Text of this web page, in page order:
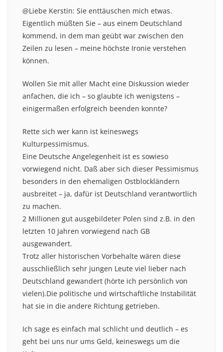
@Liebe Kerstin: Sie enttäuschen mich etwas.
Eigentlich müßten Sie – aus einem Deutschland
kommend, in dem man geübt war zwischen den
Zeilen zu lesen – meine höchste Ironie verstehen
können.
Wollen Sie mit aller Macht eine Diskussion wieder
anfachen, die ich – so glaubte ich wenigstens –
einigermaßen erfolgreich beenden konnte?
Rette sich wer kann ist keineswegs
Kulturpessimismus.
Eine Deutsche Angelegenheit ist es sowieso
vorwiegend nicht. Daß aber sich dieser Pessimismus
besonders in den ehemaligen Ostblockländern
ausbreitet – ja, dafür ist Deutschland verantwortlich
zu machen.
2 Millionen gut ausgebildeter Polen sind z.B. in den
letzten 10 Jahren vorwiegend nach GB
ausgewandert.
Trotz aller historischen Vorbehalte wären diese
ausschließlich sehr jungen Leute viel lieber nach
Deutschland gewandert (hörte ich persönlich von
vielen).Die politische und wirtschaftliche Instabilität
hat sie in die andere Richtung getrieben.
Ich sage es einfach mal schlicht und deutlich – es
geht bei uns nur ums Geld, keineswegs um die